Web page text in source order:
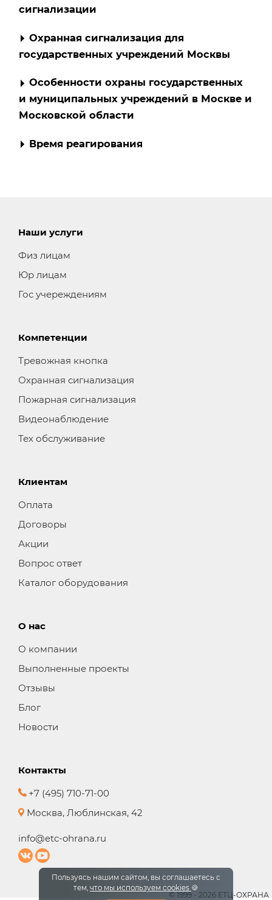
сигнализации
Охранная сигнализация для
государственных учреждений Москвы
Особенности охраны государственных
и муниципальных учреждений в Москве и
Московской области
Время реагирования
Наши услуги
Физ лицам
Юр лицам
Гос учереждениям
Компетенции
Тревожная кнопка
Охранная сигнализация
Пожарная сигнализация
Видеонаблюдение
Тех обслуживание
Клиентам
Оплата
Договоры
Акции
Вопрос ответ
Каталог оборудования
О нас
О компании
Выполненные проекты
Отзывы
Блог
Новости
Контакты
+7 (495) 710-71-00
Москва, Люблинская, 42
info@etc-ohrana.ru
© 1999 - 2026 ЕТЦ-ОХРАНА
Пользуясь нашим сайтом, вы соглашаетесь с
тем, что мы используем cookies 🍪